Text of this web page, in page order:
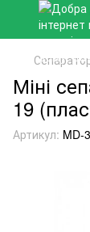
Міні
19
Артикул: MD-